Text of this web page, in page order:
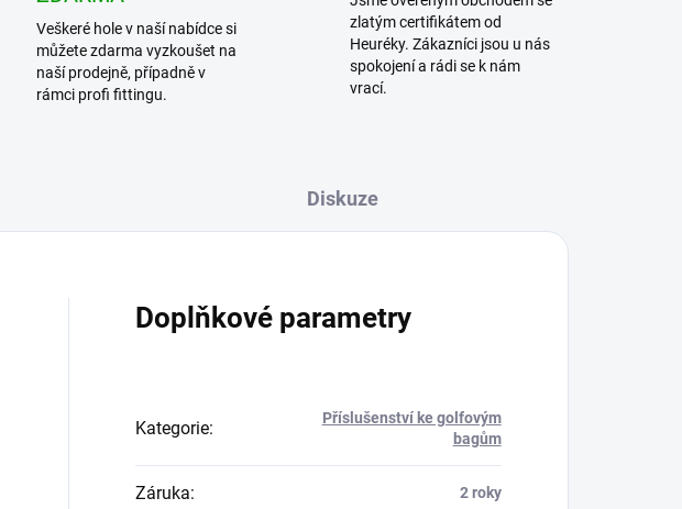
Veškeré hole v naší nabídce si
můžete zdarma vyzkoušet na
naší prodejně, případně v
rámci profi fittingu.
zlatým certifikátem od
Heuréky. Zákazníci jsou u nás
spokojení a rádi se k nám
vrací.
Diskuze
Doplňkové parametry
Kategorie:
Příslušenství ke golfovým
bagům
Záruka: 2 roky